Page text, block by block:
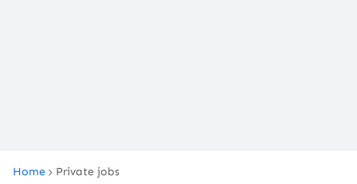
Home Private jobs